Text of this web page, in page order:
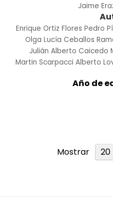
Jaime
Enrique Ortiz Flores Pedro
Olga Lucía Ceballos
Julián Alberto Caicedo
Martin Scarpacci Alberto
Año de
Mostrar